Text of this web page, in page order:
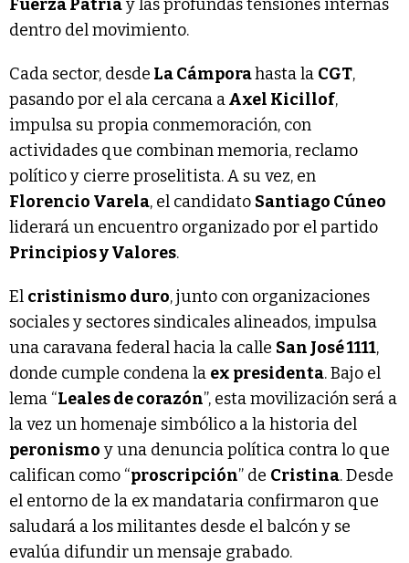
Fuerza Patriay las profundas tensiones internas
dentro del movimiento.
Cada sector, desde La Cámporahasta la CGT,
pasando por el ala cercana aAxel Kicillof,
impulsa su propia conmemoración, con
actividades que combinan memoria, reclamo
político y cierre proselitista. A su vez, en
Florencio Varela, el candidato Santiago Cúneo
liderará un encuentro organizado por el partido
Principios y Valores.
El cristinismo duro, junto con organizaciones
sociales y sectores sindicales alineados, impulsa
una caravana federal hacia la calle San José 1111,
donde cumple condena la ex presidenta. Bajo el
lema “Leales de corazón”, esta movilización será a
la vez un homenaje simbólico a la historia del
peronismo y una denuncia política contra lo que
califican como “proscripción” de Cristina. Desde
el entorno de la ex mandataria confirmaron que
saludará a los militantes desde el balcón y se
evalúa difundir un mensaje grabado.